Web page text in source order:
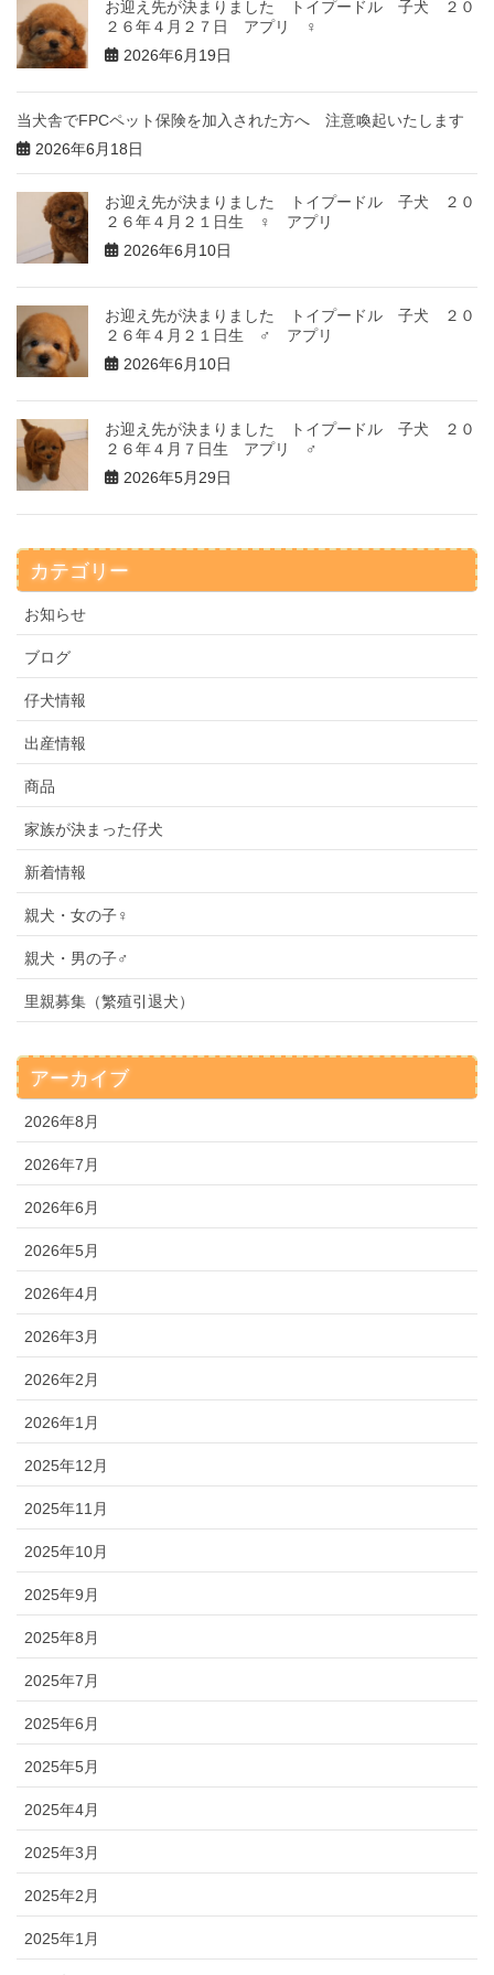
お迎え先が決まりました トイプードル 子犬 ２０
２６年４月２７日 アプリ ♀
2026年6月19日
当犬舎でFPCペット保険を加入された方へ 注意喚起いたします
2026年6月18日
お迎え先が決まりました トイプードル 子犬 ２０
２６年４月２１日生 ♀ アプリ
2026年6月10日
お迎え先が決まりました トイプードル 子犬 ２０
２６年４月２１日生 ♂ アプリ
2026年6月10日
お迎え先が決まりました トイプードル 子犬 ２０
２６年４月７日生 アプリ ♂
2026年5月29日
カテゴリー
お知らせ
ブログ
仔犬情報
出産情報
商品
家族が決まった仔犬
新着情報
親犬・女の子♀
親犬・男の子♂
里親募集（繁殖引退犬）
アーカイブ
2026年8月
2026年7月
2026年6月
2026年5月
2026年4月
2026年3月
2026年2月
2026年1月
2025年12月
2025年11月
2025年10月
2025年9月
2025年8月
2025年7月
2025年6月
2025年5月
2025年4月
2025年3月
2025年2月
2025年1月